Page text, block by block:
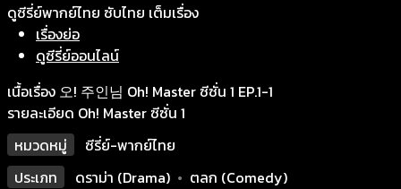
ดูซีรี่ย์พากย์ไทย ซับไทย เต็มเรื่อง
เรื่องย่อ
ดูซีรี่ย์ออนไลน์
เนื้อเรื่อง 오! 주인님 Oh! Master ซีซั่น 1 EP.1-1
รายละเอียด Oh! Master ซีซั่น 1
หมวดหมู่
ซีรี่ย์-พากย์ไทย
ประเภท
ดราม่า (Drama) • ตลก (Comedy)